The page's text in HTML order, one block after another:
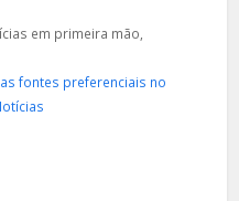
em primeira mão,
fontes preferenciais no